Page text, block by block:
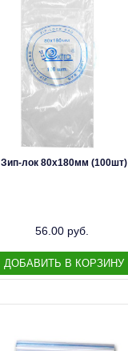
Зип-лок 80х180мм (100шт)
56.00 руб.